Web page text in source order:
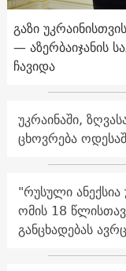
გაზი
— აზერბაიჯანის
ჩავიდა
უკრაინაში,
ცხოვრება
"რუსული
ომის 18
განცხადებას